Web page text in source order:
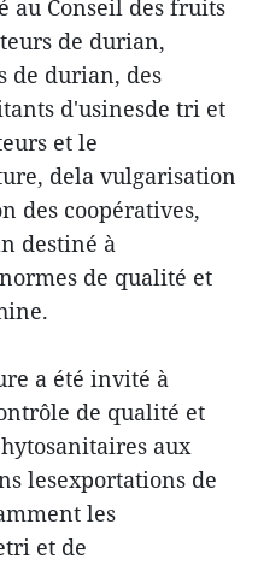
au Conseil des fruits
de durian,
de durian, des
d'usinesde tri et
et le
dela vulgarisation
des coopératives,
destiné à
de qualité et
a été invité à
de qualité et
aux
lesexportations de
les
et de